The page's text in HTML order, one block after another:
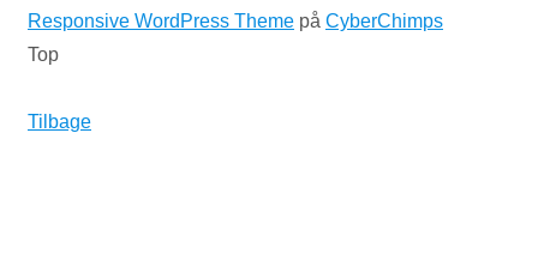
Responsive WordPress Theme på CyberChimps
Top
Tilbage